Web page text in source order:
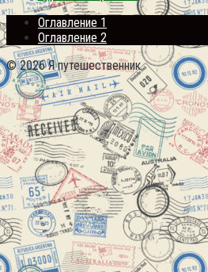
Оглавление 1
Оглавление 2
© 2026 Я путешественник